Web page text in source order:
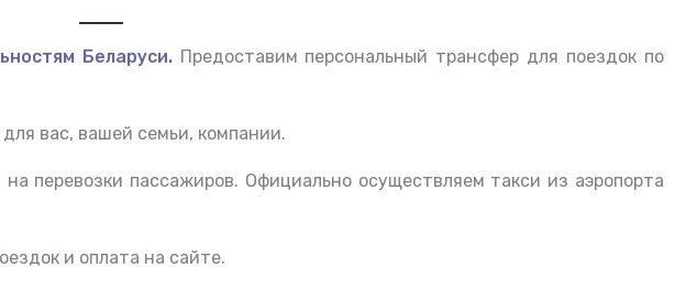
Беларуси. Предоставим персональный трансфер для поездок по
вас, вашей семьи, компании.
перевозки пассажиров. Официально осуществляем такси из аэропорта
и оплата на сайте.